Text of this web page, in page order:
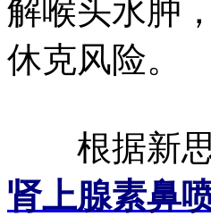
解喉头水肿
休克风险。
根据新思
肾上腺素鼻